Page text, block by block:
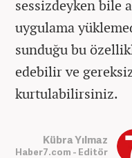
sessizdeyken bile
uygulama
sunduğu bu
edebilir ve
kurtulabilirsiniz.
Kübra Yılmaz
Haber7.com - Editör